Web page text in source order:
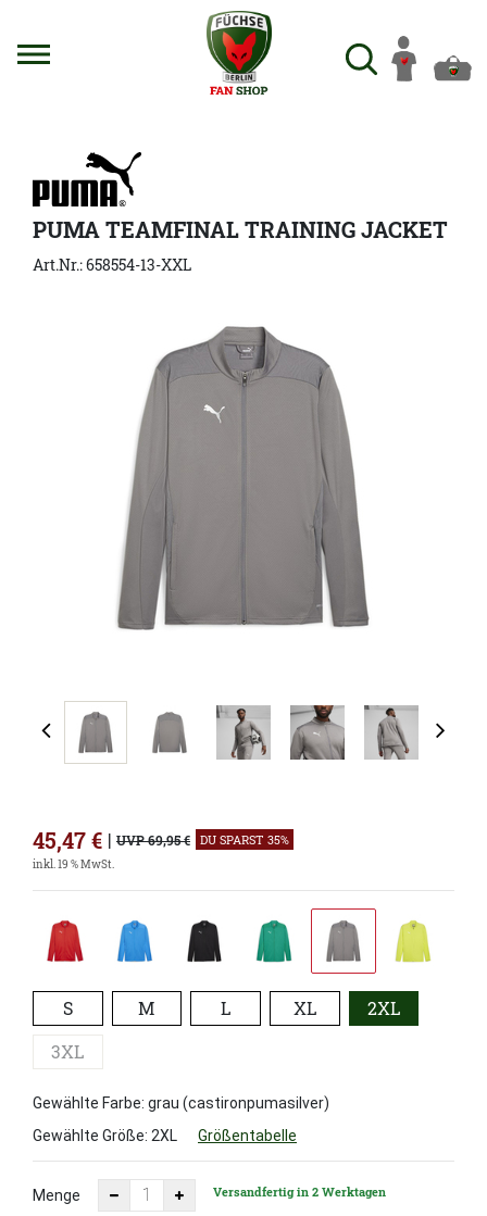
PUMA TEAMFINAL TRAINING JACKET
Art.Nr.: 658554-13-XXL
45,47€ | UVP 69,95 € DU SPARST 35%
inkl. 19 % MwSt.
S M L XL
2XL
3XL
Gewählte Farbe: grau (castironpumasilver)
Gewählte Größe: 2XL Größentabelle
Menge Versandfertig in 2 Werktagen